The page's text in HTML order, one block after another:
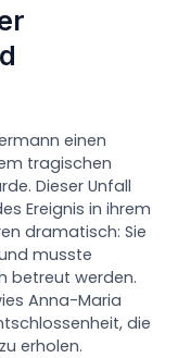
einen
tragischen
Dieser Unfall
Ereignis in ihrem
dramatisch: Sie
musste
betreut werden.
Anna-Maria
die
erholen.